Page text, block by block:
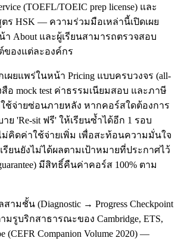
(TOEFL/TOEIC prep license) และ
ร HSK — ความร่วมมือเหล่านี้เปิดเผย
About และผู้เรียนสามารถตรวจสอบ
ของแต่ละองค์กร
ผยแพร่ในหน้า Pricing แบบครบวงจร (all-
อ mock test ค่าธรรมเนียมสอบ และภาษี
ช้จ่ายซ่อนภายหลัง หากคอร์สใดต้องการ
ย 'Re-sit ฟรี' ให้เรียนซ้ำได้อีก 1 รอบ
ม่คิดค่าใช้จ่ายเพิ่ม เพื่อสะท้อนความมั่นใจ
ยนยังไม่ได้ผลตามเป้าหมายที่ประกาศไว้
มีสิทธิ์คืนค่าคอร์ส 100% ตาม
มชั้น (Diagnostic → Progress Checkpoint
ามรูบริกสาธารณะของ Cambridge, ETS,
(CEFR Companion Volume 2020) —